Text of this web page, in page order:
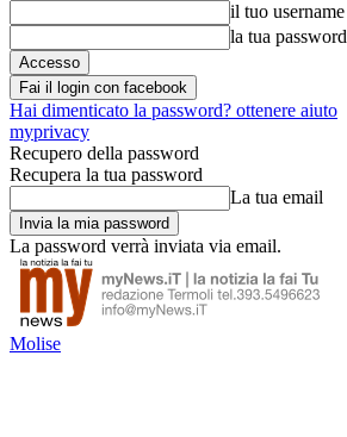
il tuo username
la tua password
Fai il login con facebook
Hai dimenticato la password? ottenere aiuto
myprivacy
Recupero della password
Recupera la tua password
La tua email
La password verrà inviata via email.
Molise